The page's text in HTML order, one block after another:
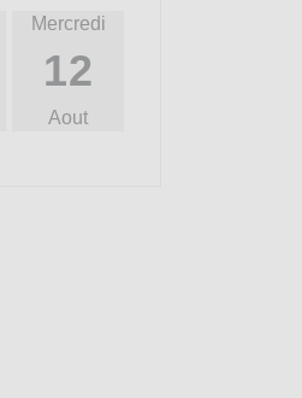
Mercredi
12
Aout